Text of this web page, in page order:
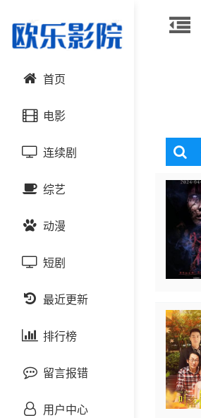
首页
电影
动作片
喜剧片
爱情片
科幻片
恐怖片
剧情片
战争片
悬疑片
连续剧
国产剧
港台剧
日韩剧
欧美剧
泰国剧
综艺
大陆综艺
日韩综艺
港台综艺
欧美综艺
动漫
国产动漫
日韩动漫
欧美动漫
短剧
最近更新
排行榜
留言报错
用户中心